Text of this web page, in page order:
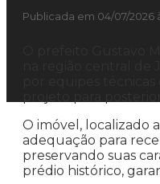
Publicada em 04/07/2026
O imóvel, localizado
adequação para
preservando suas
prédio histórico,